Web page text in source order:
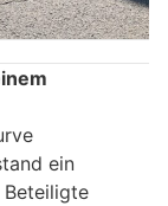
ein
Beteiligte